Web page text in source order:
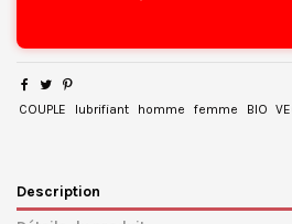
COUPLE lubrifiant homme femme BIO
Description